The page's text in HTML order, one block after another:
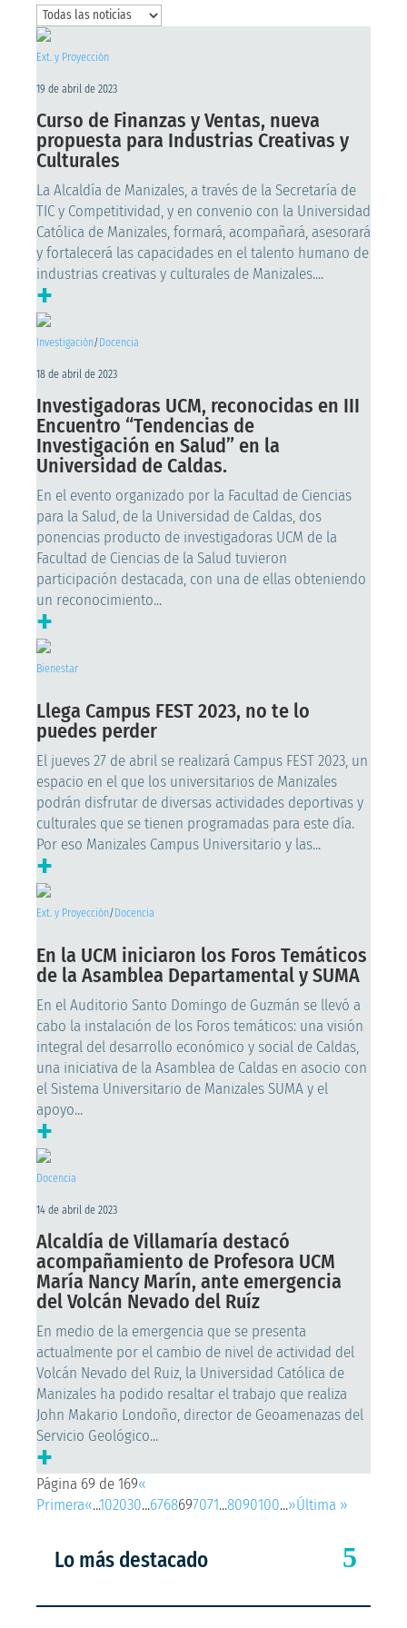
Ext. y Proyección
19 de abril de 2023
Curso de Finanzas y Ventas, nueva
propuesta para Industrias Creativas y
Culturales
La Alcaldía de Manizales, a través de la Secretaría de
TIC y Competitividad, y en convenio con la Universidad
Católica de Manizales, formará, acompañará, asesorará
y fortalecerá las capacidades en el talento humano de
industrias creativas y culturales de Manizales....
+
Investigación/ Docencia
18 de abril de 2023
Investigadoras UCM, reconocidas en III
Encuentro “Tendencias de
Investigación en Salud” en la
Universidad de Caldas.
En el evento organizado por la Facultad de Ciencias
para la Salud, de la Universidad de Caldas, dos
ponencias producto de investigadoras UCM de la
Facultad de Ciencias de la Salud tuvieron
participación destacada, con una de ellas obteniendo
un reconocimiento...
+
Bienestar
Llega Campus FEST 2023, no te lo
puedes perder
El jueves 27 de abril se realizará Campus FEST 2023, un
espacio en el que los universitarios de Manizales
podrán disfrutar de diversas actividades deportivas y
culturales que se tienen programadas para este día.
Por eso Manizales Campus Universitario y las...
+
Ext. y Proyección/ Docencia
En la UCM iniciaron los Foros Temáticos
de la Asamblea Departamental y SUMA
En el Auditorio Santo Domingo de Guzmán se llevó a
cabo la instalación de los Foros temáticos: una visión
integral del desarrollo económico y social de Caldas,
una iniciativa de la Asamblea de Caldas en asocio con
el Sistema Universitario de Manizales SUMA y el
apoyo...
+
Docencia
14 de abril de 2023
Alcaldía de Villamaría destacó
acompañamiento de Profesora UCM
María Nancy Marín, ante emergencia
del Volcán Nevado del Ruíz
En medio de la emergencia que se presenta
actualmente por el cambio de nivel de actividad del
Volcán Nevado del Ruiz, la Universidad Católica de
Manizales ha podido resaltar el trabajo que realiza
John Makario Londoño, director de Geoamenazas del
Servicio Geológico...
+
Página 69 de 169«
Primera«...102030...6768697071...8090100...»Última »
Lo más destacado